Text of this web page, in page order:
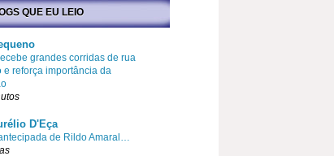
QUE EU LEIO
grandes corridas de rua
e reforça importância da
D'Eça
de Rildo Amaral…